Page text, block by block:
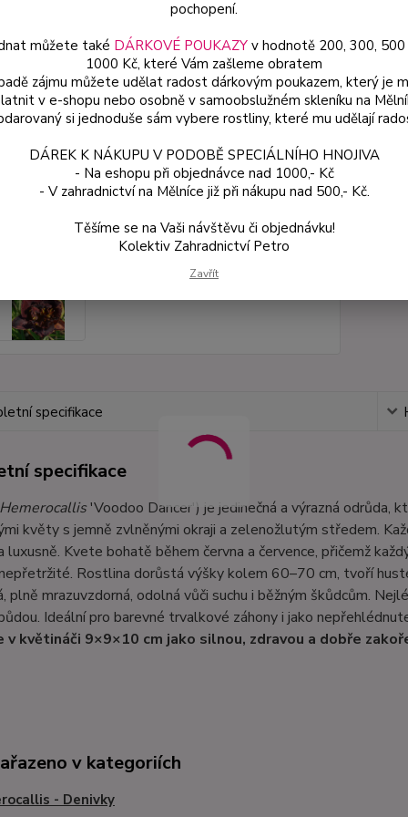
specifikace
specifikace
'Voodoo Dancer') je jedinečná a výrazná odrůda,
květy s jemně zvlněnými okraji a zelenožlutým středem.
luxusně. Kvete bohatě během června a července, přičemž
Rostlina dorůstá výšky kolem 60–70 cm, tvoří
plně mrazuvzdorná, odolná vůči suchu i běžným škůdcům.
Ideální pro barevné trvalkové záhony i jako
v květináči 9×9×10 cm jako silnou, zdravou a dobře
v kategoriích
- Denivky
pochopení.
můžete také DÁRKOVÉ POUKAZYv hodnotě 200, 300, 500
1000 Kč, které Vám zašleme obratem
zájmu můžete udělat radost dárkovým poukazem, který je
v e-shopu nebo osobně v samoobslužném skleníku na
si jednoduše sám vybere rostliny, které mu udělají
DÁREK K NÁKUPU V PODOBĚ SPECIÁLNÍHO HNOJIVA
- Na eshopu při objednávce nad 1000,- Kč
- V zahradnictví na Mělníce již při nákupu nad 500,- Kč.
Těšíme se na Vaši návštěvu či objednávku!
Kolektiv Zahradnictví Petro
Zavřít